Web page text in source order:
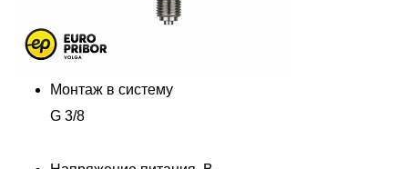
Монтаж в систему
G 3/8